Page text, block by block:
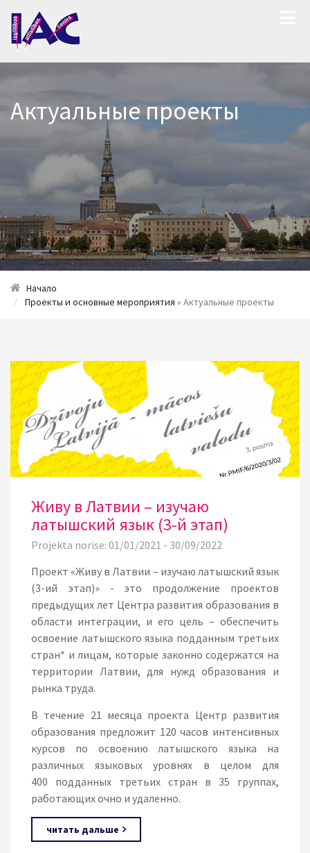
Актуальные проекты
Начало
Проекты и основные мероприятия » Актуальные проекты
Живу в Латвии – изучаю
латышский язык (3-й этап)
Projekta norise: 01/01/2021 - 30/09/2022
Проект «Живу в Латвии – изучаю латышский язык
(3-ий этап)» - это продолжение проектов
предыдущих лет Центра развития образования в
области интеграции, и его цель – обеспечить
освоение латышского языка подданным третьих
стран* и лицам, которые законно содержатся на
территории Латвии, для нужд образования и
рынка труда.
В течение 21 месяца проекта Центр развития
образования предложит 120 часов интенсивных
курсов по освоению латышского языка на
различных языковых уровнях в целом для
400 подданных третьих стран в 35 группах,
работающих очно и удаленно.
читать дальше